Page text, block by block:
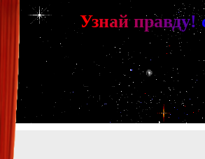
[phpBB Debug] PHP Warning : in file [ROOT]/phpbb/db/driver/
mysqli_fetch_assoc(): Couldn't fetch mysqli_result
[phpBB Debug] PHP Warning: in file[ROOT]/phpbb/db/driver/
mysqli_free_result(): Couldn't fetch mysqli_result
[phpBB Debug] PHP Warning
[ROOT]/phpbb/db/driver/
mysqli_fetch_assoc(): Couldn't fetch mysqli_result
[phpBB Debug] PHP Warning
: in file [ROOT]/phpbb/db/driver/
mysqli_free_result(): Couldn't fetch mysqli_result
[phpBB Debug] PHP Warning: in file [ROOT]/phpbb/db/driver/
mysqli_fetch_assoc(): Couldn't fetch mysqli_result
[phpBB Debug] PHP Warning
[ROOT]/phpbb/db/driver/
mysqli_free_result(): Couldn't fetch mysqli_result
[phpBB Debug] PHP Warning
: in file [ROOT]/phpbb/db/driver/
mysqli_fetch_assoc(): Couldn't fetch mysqli_result
[phpBB Debug] PHP Warning
[ROOT]/phpbb/db/driver/
mysqli_free_result(): Couldn't fetch mysqli_result
Узнай правду!